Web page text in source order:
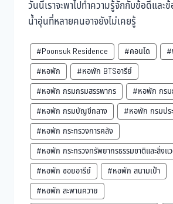
วันนี้เราจะพาไปทำความรู้จักกับข้อดีและ
น้ำอุ่นที่หลายคนอาจยังไม่เคยรู้
#Poonsuk Residence #คอนโด
#หอพัก
#หอพัก BTSอารีย์
#หอพัก กรมกรมสรรพากร
#หอพัก กรม
#หอพัก กรมบัญชีกลาง
#หอพัก กรมปร
#หอพัก กระทรวงการคลัง
#หอพัก กระทรวงทรัพยากรธรรมชาติและสิ่งแ
#หอพัก ซอยอารีย์
#หอพัก สนามเป้า
#หอพัก สะพานควาย